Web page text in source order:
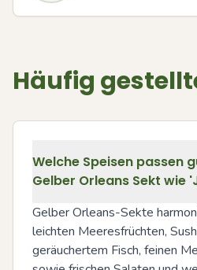
Häufig
Welche Speisen passen
Gelber Orleans Sekt wie
Gelber Orleans-Sekte
leichten Meeresfrüchten,
geräuchertem Fisch, feinen